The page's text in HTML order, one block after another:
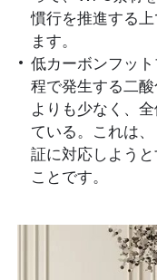
慣行を推進する
ます。
低カーボンフッ
程で発生する二
よりも少なく、
ている。これは
証に対応しよう
ことです。